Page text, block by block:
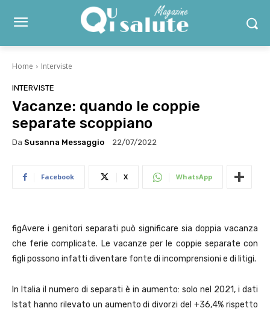
Home Interviste
INTERVISTE
Vacanze: quando le coppie
separate scoppiano
Da Susanna Messaggio 22/07/2022
Facebook X WhatsApp
figAvere i genitori separati può significare sia doppia vacanza
che ferie complicate. Le vacanze per le coppie separate con
figli possono infatti diventare fonte di incomprensioni e di litigi.
In Italia il numero di separati è in aumento: solo nel 2021, i dati
Istat hanno rilevato un aumento di divorzi del +36,4% rispetto